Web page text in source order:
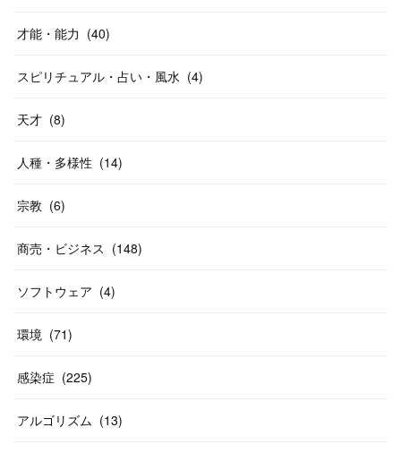
才能・能力 (40)
スピリチュアル・占い・風水 (4)
天才 (8)
人種・多様性 (14)
宗教 (6)
商売・ビジネス (148)
ソフトウェア (4)
環境 (71)
感染症 (225)
アルゴリズム (13)